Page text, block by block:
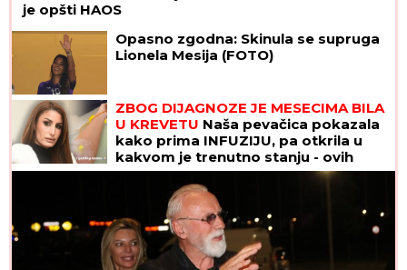
je opšti HAOS
Opasno zgodna: Skinula se supruga
Lionela Mesija (FOTO)
ZBOG DIJAGNOZE JE MESECIMA BILA
U KREVETU Naša pevačica pokazala
kako prima INFUZIJU, pa otkrila u
kakvom je trenutno stanju - ovih
dana prodaje i kuću